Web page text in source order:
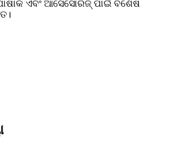
ଏବଂ ଆସେସୋରିଜ୍ ପାଇଁ ବିଶେଷ